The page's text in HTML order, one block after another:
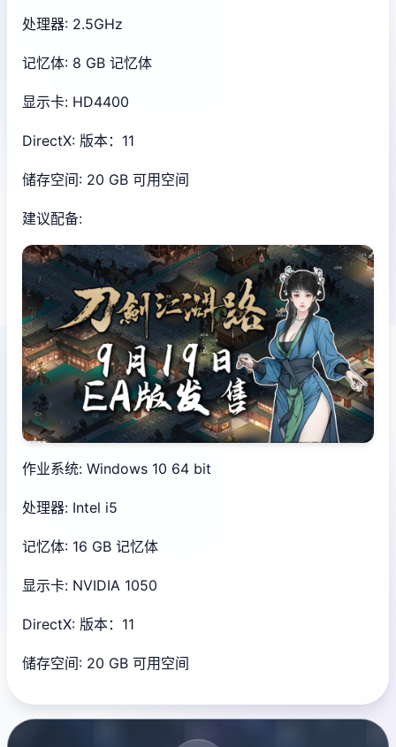
处理器: 2.5GHz
记忆体: 8 GB 记忆体
显示卡: HD4400
DirectX: 版本：11
储存空间: 20 GB 可用空间
建议配备:
作业系统: Windows 10 64 bit
处理器: Intel i5
记忆体: 16 GB 记忆体
显示卡: NVIDIA 1050
DirectX: 版本：11
储存空间: 20 GB 可用空间